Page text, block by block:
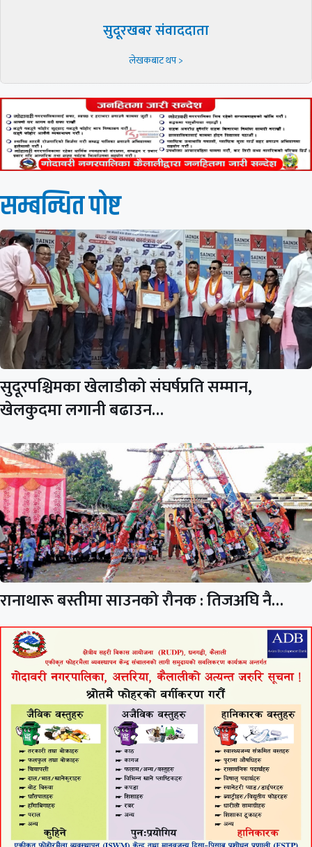
सुदूरखबर संवाददाता
लेखकबाट थप >
सम्बन्धित पाेष्ट
सुदूरपश्चिमका खेलाडीको संघर्षप्रति सम्मान,
खेलकुदमा लगानी बढाउन…
रानाथारू बस्तीमा साउनको रौनक : तिजअघि नै…